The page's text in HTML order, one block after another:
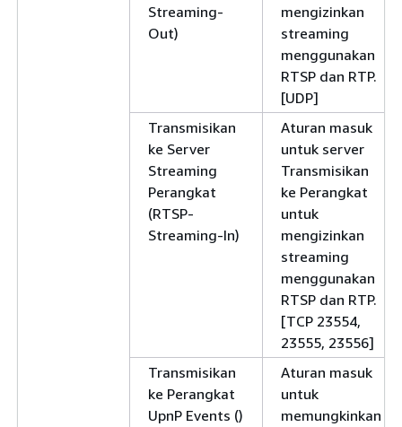
Streaming-
Out)
mengizinkan
streaming
menggunakan
RTSP dan RTP.
[UDP]
Transmisikan
ke Server
Streaming
Perangkat
(RTSP-
Streaming-In)
Aturan masuk
untuk server
Transmisikan
ke Perangkat
untuk
mengizinkan
streaming
menggunakan
RTSP dan RTP.
[TCP 23554,
23555, 23556]
Transmisikan
ke Perangkat
UpnP Events ()
Aturan masuk
untuk
memungkinkan